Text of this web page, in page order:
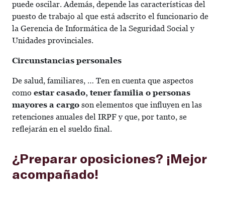
puede oscilar. Además, depende las características del
puesto de trabajo al que está adscrito el funcionario de
la Gerencia de Informática de la Seguridad Social y
Unidades provinciales.
Circunstancias personales
De salud, familiares, … Ten en cuenta que aspectos
como estar casado, tener familia o personas
mayores a cargo son elementos que influyen en las
retenciones anuales del IRPF y que, por tanto, se
reflejarán en el sueldo final.
¿Preparar oposiciones? ¡Mejor
acompañado!